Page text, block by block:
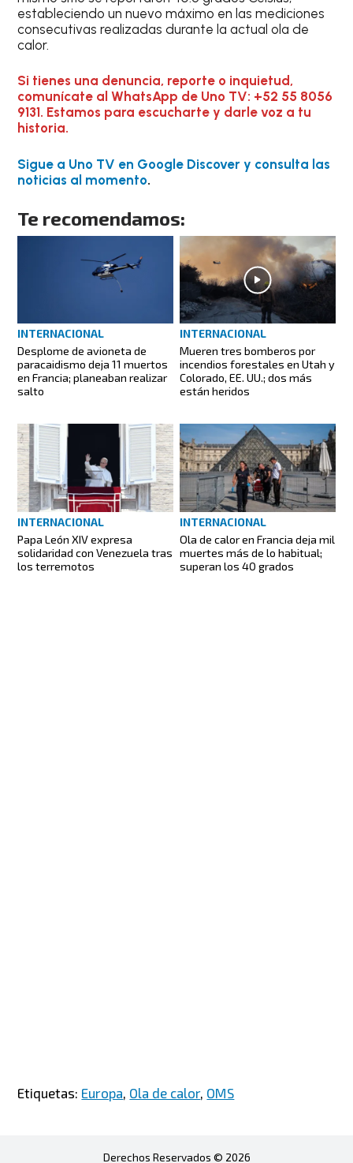
estableciendo un nuevo máximo en las mediciones
consecutivas realizadas durante la actual ola de
calor.
Si tienes una denuncia, reporte o inquietud,
comunícate al WhatsApp de Uno TV: +52 55 8056
9131. Estamos para escucharte y darle voz a tu
historia.
Sigue a Uno TV en Google Discover y consulta las
noticias al momento.
Te recomendamos:
INTERNACIONAL
Desplome de avioneta de
paracaidismo deja 11 muertos
en Francia; planeaban realizar
salto
INTERNACIONAL
Mueren tres bomberos por
incendios forestales en Utah y
Colorado, EE. UU.; dos más
están heridos
INTERNACIONAL
Papa León XIV expresa
solidaridad con Venezuela tras
los terremotos
INTERNACIONAL
Ola de calor en Francia deja mil
muertes más de lo habitual;
superan los 40 grados
Etiquetas: Europa Ola de calor, OMS
Derechos Reservados © 2026